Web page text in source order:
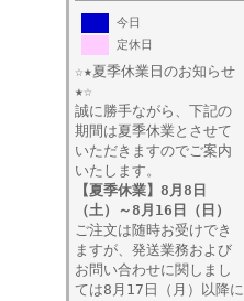
今日
定休日
☆★夏季休業日のお知らせ
★☆
誠に勝手ながら、下記の
期間は夏季休業とさせて
いただきますのでご案内
いたします。
【夏季休業】8月8日
（土）～8月16日（日）
ご注文は随時お受けでき
ますが、発送業務および
お問い合わせに関しまし
ては8月17日（月）以降に